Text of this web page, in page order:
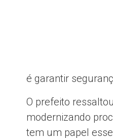
é garantir
O prefeito
modernizando
tem um papel